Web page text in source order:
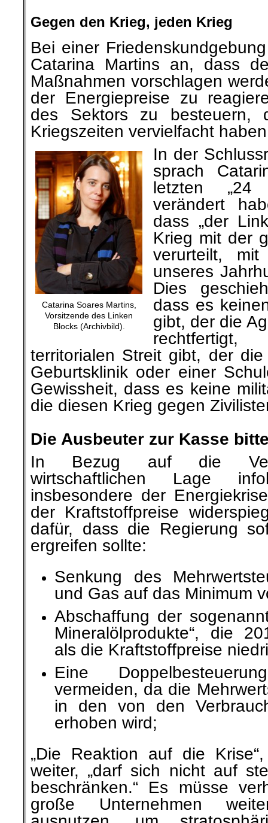
Gegen den Krieg, jeden Krieg
Bei einer
Catarina Martins an, dass
Maßnahmen vorschlagen
der Energiepreise zu
des Sektors zu besteuern,
Kriegszeiten vervielfacht
Catarina Soares Martins,
Vorsitzende des Linken
Blocks (Archivbild).
In der
sprach
letzten
verändert
dass „der
Krieg mit der
verurteilt,
unseres
Dies
dass es
gibt, der die
territorialen Streit gibt, der
Geburtsklinik oder einer
Gewissheit, dass es keine
die diesen Krieg gegen
Die Ausbeuter zur Kasse
In Bezug auf die
wirtschaftlichen Lage
insbesondere der
der Kraftstoffpreise
dafür, dass die Regierung
ergreifen sollte:
Senkung des
und Gas auf das Minimum
Abschaffung der
Mineralölprodukte“, die
als die Kraftstoffpreise
Eine
vermeiden, da die
in den von den
erhoben wird;
„Die Reaktion auf die
weiter, „darf sich nicht auf
beschränken.“ Es müsse
große Unternehmen